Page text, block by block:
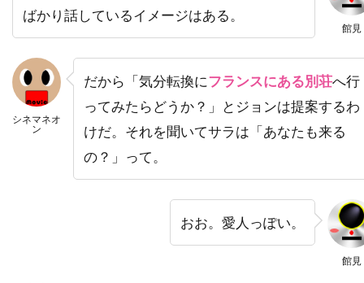
ハリー・ウォーターズ・Jr
ハリー・カーニッツ
ハリー・ギルバート
ハリー・ケイト・アイゼンバーグ
ハリー・ケラミダス
ハリー・シーガル
ハリー・リーヴァウワー
ハル・ホルブルック
ハル・ヤマノウチ
ハロルド・フォルターメイヤー
ハワード・W・コッチJr.
館見
ばかり話しているイメージはある。
シネマネオ
ン
だから「気分転換にフランスにある別荘へ行
ってみたらどうか？」とジョンは提案するわ
けだ。それを聞いてサラは「あなたも来る
の？」って。
館見
おお。愛人っぽい。